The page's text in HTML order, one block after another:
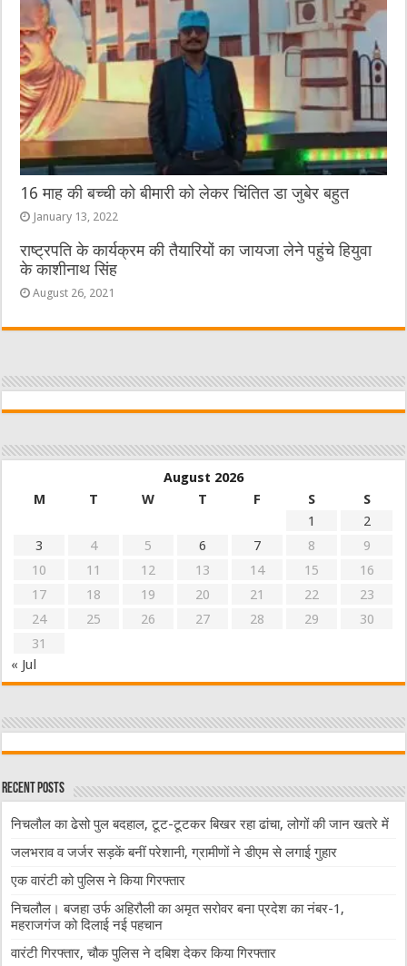
16 माह की बच्ची को बीमारी को लेकर चिंतित डा जुबेर बहुत
January 13, 2022
राष्ट्रपति के कार्यक्रम की तैयारियों का जायजा लेने पहुंचे हियुवा
के काशीनाथ सिंह
August 26, 2021
August 2026
M
T W T F S
S
1
2
3
4 5 6 7 8
9
10
11 12 13 14 15
16
17
18 19 20 21 22
23
24
25 26 27 28 29
30
31
« Jul
Recent Posts
निचलौल का ढेसो पुल बदहाल, टूट-टूटकर बिखर रहा ढांचा, लोगों की जान खतरे में
जलभराव व जर्जर सड़कें बनीं परेशानी, ग्रामीणों ने डीएम से लगाई गुहार
एक वारंटी को पुलिस ने किया गिरफ्तार
निचलौल। बजहा उर्फ अहिरौली का अमृत सरोवर बना प्रदेश का नंबर-1,
महराजगंज को दिलाई नई पहचान
वारंटी गिरफ्तार, चौक पुलिस ने दबिश देकर किया गिरफ्तार